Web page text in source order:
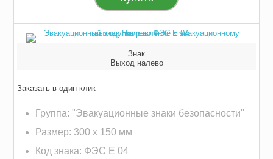
Знак
Выход налево
Заказать в один клик
Группа: "Эвакуационные знаки безопасности"
Размер: 300 х 150 мм
Код знака: ФЭС E 04